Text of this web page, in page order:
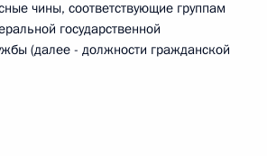
чины, соответствующие группам
государственной
(далее - должности гражданской